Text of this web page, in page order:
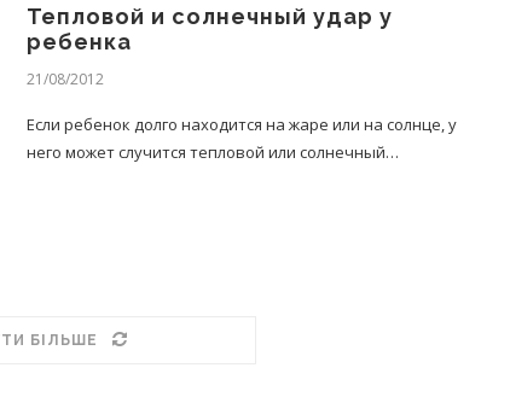
Тепловой и солнечный удар у
ребенка
21/08/2012
Если ребенок долго находится на жаре или на солнце, у
него может случится тепловой или солнечный…
БІЛЬШЕ